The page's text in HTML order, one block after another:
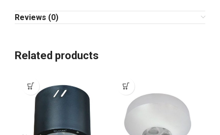
Reviews (0)
Related products